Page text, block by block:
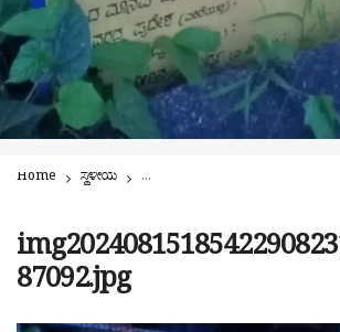
Home ಸ್ಥಳೀಯ ಸಂಪ್ಯ: ‘ಕೆರೆಗೆ ಹಾರ’ ಆಗದಿರಲಿ! ಗಣಪತಿ
87092.jpg